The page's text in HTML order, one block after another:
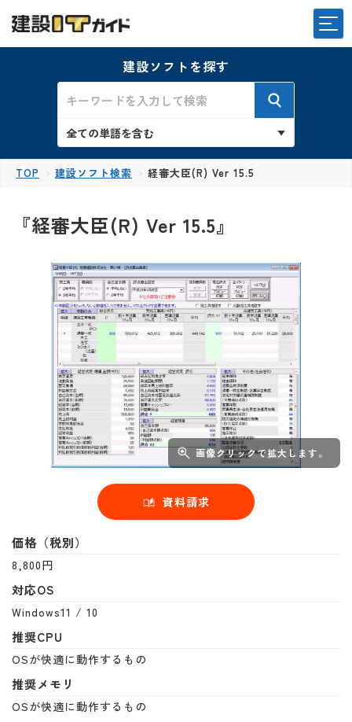
建設ソフトを探す
TOP 建設ソフト検索 経審大臣(R) Ver 15.5
『経審大臣(R) Ver 15.5』
画像クリックで拡大します。
資料請求
価格（税別）
8,800円
対応OS
Windows11 / 10
推奨CPU
OSが快適に動作するもの
推奨メモリ
OSが快適に動作するもの